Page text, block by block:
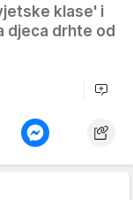
klase' i
djeca drhte od